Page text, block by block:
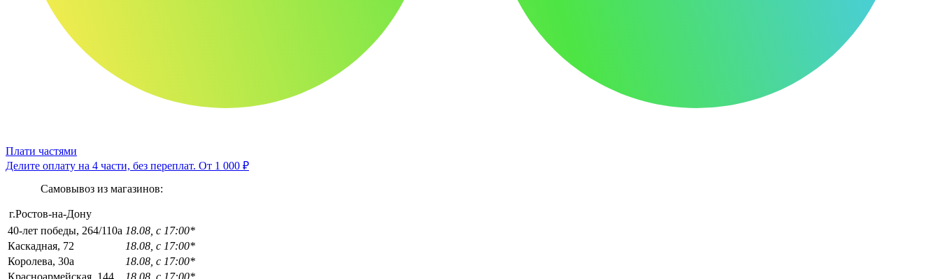
Плати частями
Делите оплату на 4 части, без переплат. От 1 000 ₽
Самовывоз из магазинов:
г.Ростов-на-Дону
40-лет победы, 264/110а 18.08, с 17:00*
Каскадная, 72
18.08, с 17:00*
Королева, 30а
18.08, с 17:00*
Красноармейская, 144
18.08, с 17:00*